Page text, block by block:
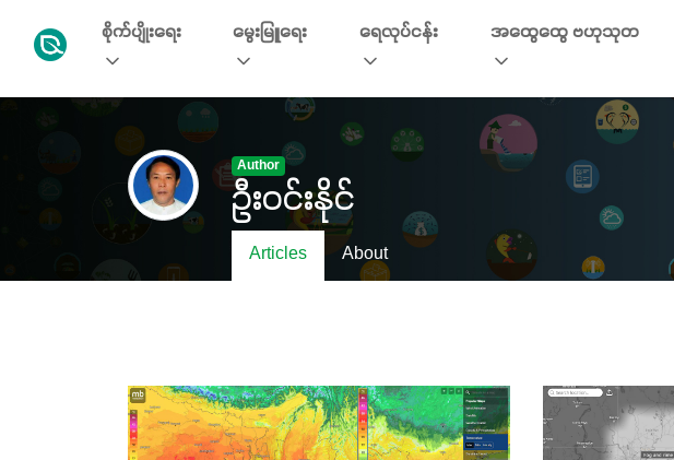
စိုက်ပျိုးရေး မွေးမြူရေး ရေလုပ်ငန်း အထွေထွေ ဗဟုသုတ
Author
ဦးဝင်းနိုင်
Articles About